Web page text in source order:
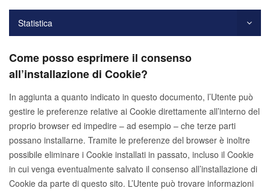
Statistica
Come posso esprimere il consenso
all’installazione di Cookie?
In aggiunta a quanto indicato in questo documento, l’Utente può
gestire le preferenze relative ai Cookie direttamente all’interno del
proprio browser ed impedire – ad esempio – che terze parti
possano installarne. Tramite le preferenze del browser è inoltre
possibile eliminare i Cookie installati in passato, incluso il Cookie
in cui venga eventualmente salvato il consenso all’installazione di
Cookie da parte di questo sito. L’Utente può trovare informazioni